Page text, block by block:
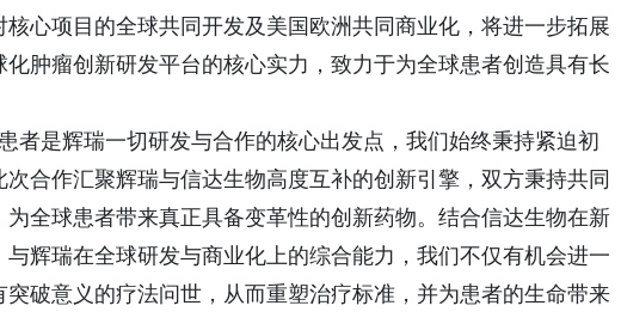
心项目的全球共同开发及美国欧洲共同商业化，将进一步拓展
肿瘤创新研发平台的核心实力，致力于为全球患者创造具有长
者是辉瑞一切研发与合作的核心出发点，我们始终秉持紧迫初
合作汇聚辉瑞与信达生物高度互补的创新引擎，双方秉持共同
全球患者带来真正具备变革性的创新药物。结合信达生物在新
辉瑞在全球研发与商业化上的综合能力，我们不仅有机会进一
破意义的疗法问世，从而重塑治疗标准，并为患者的生命带来